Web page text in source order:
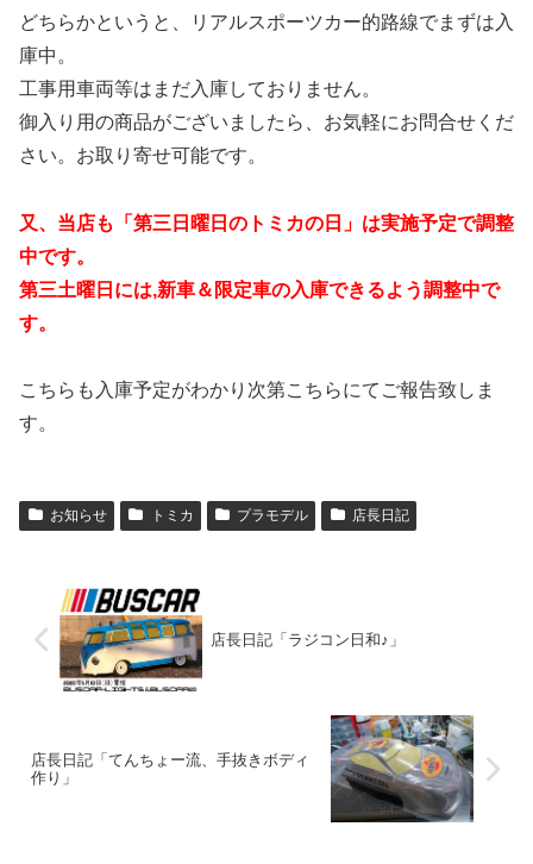
どちらかというと、リアルスポーツカー的路線でまずは入
庫中。
工事用車両等はまだ入庫しておりません。
御入り用の商品がございましたら、お気軽にお問合せくだ
さい。お取り寄せ可能です。
又、当店も「第三日曜日のトミカの日」は実施予定で調整
中です。
第三土曜日には,新車＆限定車の入庫できるよう調整中で
す。
こちらも入庫予定がわかり次第こちらにてご報告致しま
す。
お知らせ トミカ プラモデル 店長日記
店長日記「ラジコン日和♪」
店長日記「てんちょー流、手抜きボディ
作り」